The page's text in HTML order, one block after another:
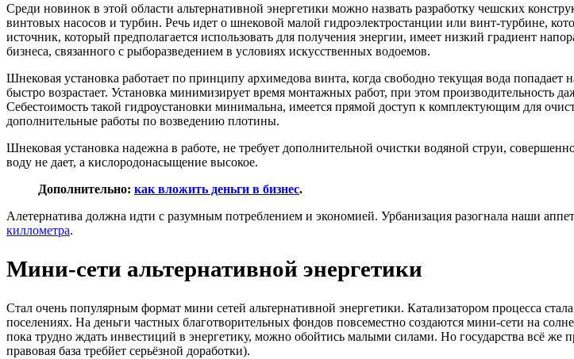
Среди новинок в этой области альтернативной энергетики можно назвать разработку чешских
винтовых насосов и турбин. Речь идет о шнековой малой гидроэлектростанции или винт-турбине,
источник, который предполагается использовать для получения энергии, имеет низкий градиент
бизнеса, связанного с рыборазведением в условиях искусственных водоемов.
Шнековая установка работает по принципу архимедова винта, когда свободно текущая вода
быстро возрастает. Установка минимизирует время монтажных работ, при этом производительность
Себестоимость такой гидроустановки минимальна, имеется прямой доступ к комплектующим для
дополнительные работы по возведению плотины.
Шнековая установка надежна в работе, не требует дополнительной очистки водяной струи,
воду не дает, а кислородонасыщение высокое.
Дополнительно: как вложить деньги в бизнес.
Алетернатива должна идти с разумным потреблением и экономией. Урбанизация разогнала наши
киллометра.
Мини-сети альтернативной энергетики
Стал очень популярным формат мини сетей альтернативной энергетики. Катализатором процесса
поселениях. На деньги частных благотворительных фондов повсеместно создаются мини-сети на
пока трудно ждать инвестиций в энергетику, можно обойтись малыми силами. Но государства всё же
правовая база требйет серьёзной доработки).